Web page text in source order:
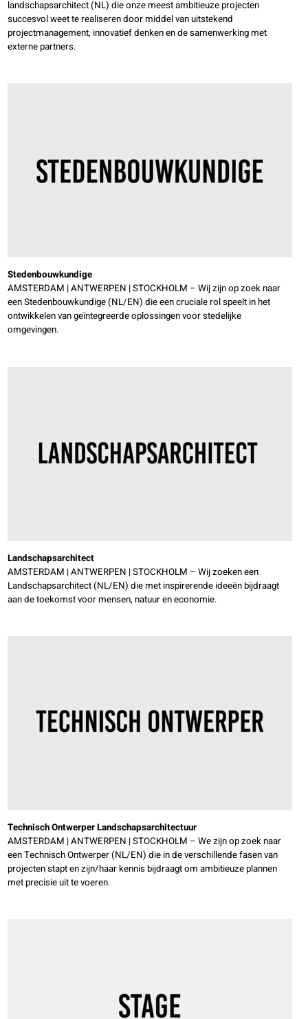
landschapsarchitect (NL) die onze meest ambitieuze projecten
succesvol weet te realiseren door middel van uitstekend
projectmanagement, innovatief denken en de samenwerking met
externe partners.
Stedenbouwkundige
AMSTERDAM | ANTWERPEN | STOCKHOLM – Wij zijn op zoek naar
een Stedenbouwkundige (NL/EN) die een cruciale rol speelt in het
ontwikkelen van geïntegreerde oplossingen voor stedelijke
omgevingen.
Landschapsarchitect
AMSTERDAM | ANTWERPEN | STOCKHOLM – Wij zoeken een
Landschapsarchitect (NL/EN) die met inspirerende ideeën bijdraagt
aan de toekomst voor mensen, natuur en economie.
Technisch Ontwerper Landschapsarchitectuur
AMSTERDAM | ANTWERPEN | STOCKHOLM – We zijn op zoek naar
een Technisch Ontwerper (NL/EN) die in de verschillende fasen van
projecten stapt en zijn/haar kennis bijdraagt om ambitieuze plannen
met precisie uit te voeren.